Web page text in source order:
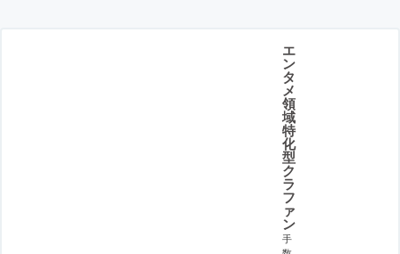
エ
ン
タ
メ
領
域
特
化
型
ク
ラ
フ
ァ
ン
手